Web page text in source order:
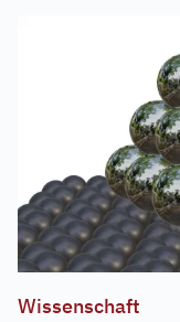
Wissenschaft